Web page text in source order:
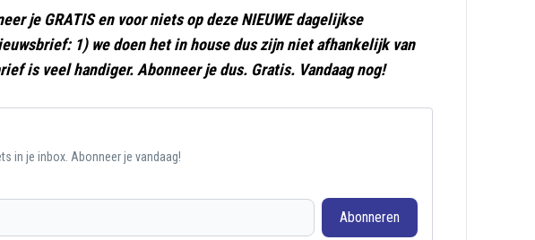
je GRATIS en voor niets op deze NIEUWE dagelijkse
1) we doen het in house dus zijn niet afhankelijk van
is veel handiger. Abonneer je dus. Gratis. Vandaag nog!
in je inbox. Abonneer je vandaag!
Abonneren